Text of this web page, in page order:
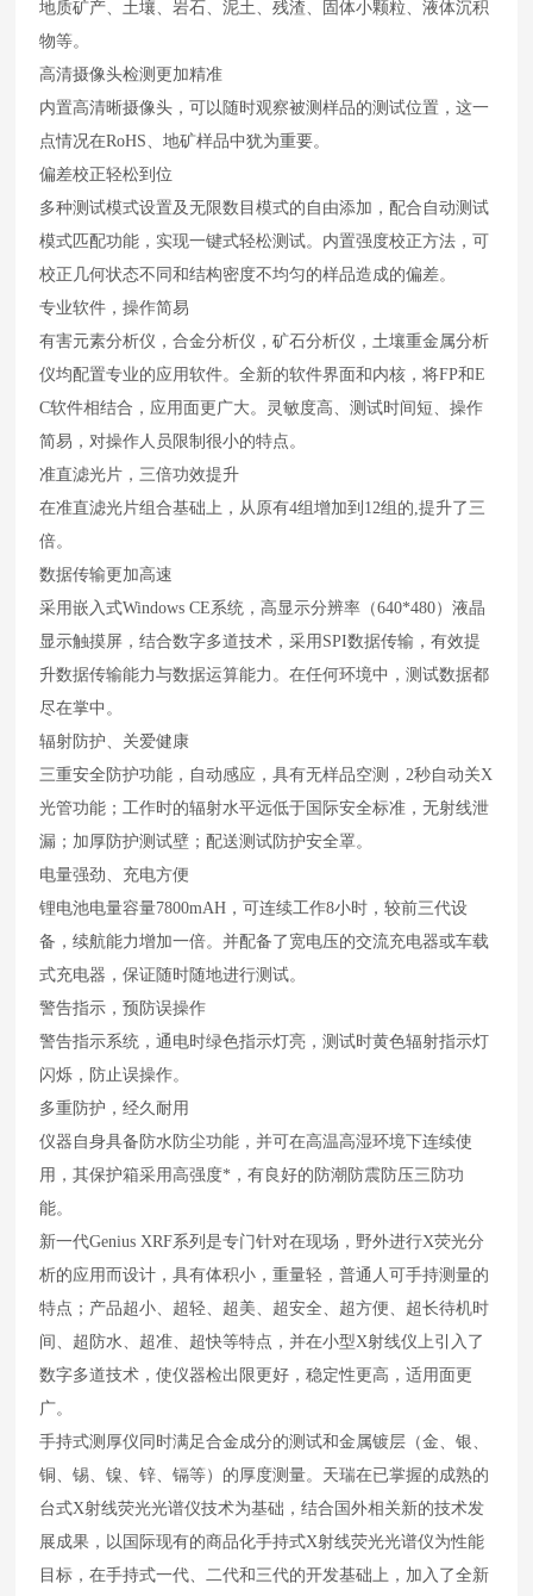
地质矿产、土壤、岩石、泥土、残渣、固体小颗粒、液体沉积
物等。
高清摄像头检测更加精准
内置高清晰摄像头，可以随时观察被测样品的测试位置，这一
点情况在RoHS、地矿样品中犹为重要。
偏差校正轻松到位
多种测试模式设置及无限数目模式的自由添加，配合自动测试
模式匹配功能，实现一键式轻松测试。内置强度校正方法，可
校正几何状态不同和结构密度不均匀的样品造成的偏差。
专业软件，操作简易
有害元素分析仪，合金分析仪，矿石分析仪，土壤重金属分析
仪均配置专业的应用软件。全新的软件界面和内核，将FP和E
C软件相结合，应用面更广大。灵敏度高、测试时间短、操作
简易，对操作人员限制很小的特点。
准直滤光片，三倍功效提升
在准直滤光片组合基础上，从原有4组增加到12组的,提升了三
倍。
数据传输更加高速
采用嵌入式Windows CE系统，高显示分辨率（640*480）液晶
显示触摸屏，结合数字多道技术，采用SPI数据传输，有效提
升数据传输能力与数据运算能力。在任何环境中，测试数据都
尽在掌中。
辐射防护、关爱健康
三重安全防护功能，自动感应，具有无样品空测，2秒自动关X
光管功能；工作时的辐射水平远低于国际安全标准，无射线泄
漏；加厚防护测试壁；配送测试防护安全罩。
电量强劲、充电方便
锂电池电量容量7800mAH，可连续工作8小时，较前三代设
备，续航能力增加一倍。并配备了宽电压的交流充电器或车载
式充电器，保证随时随地进行测试。
警告指示，预防误操作
警告指示系统，通电时绿色指示灯亮，测试时黄色辐射指示灯
闪烁，防止误操作。
多重防护，经久耐用
仪器自身具备防水防尘功能，并可在高温高湿环境下连续使
用，其保护箱采用高强度*，有良好的防潮防震防压三防功
能。
新一代Genius XRF系列是专门针对在现场，野外进行X荧光分
析的应用而设计，具有体积小，重量轻，普通人可手持测量的
特点；产品超小、超轻、超美、超安全、超方便、超长待机时
间、超防水、超准、超快等特点，并在小型X射线仪上引入了
数字多道技术，使仪器检出限更好，稳定性更高，适用面更
广。
手持式测厚仪同时满足合金成分的测试和金属镀层（金、银、
铜、锡、镍、锌、镉等）的厚度测量。天瑞在已掌握的成熟的
台式X射线荧光光谱仪技术为基础，结合国外相关新的技术发
展成果，以国际现有的商品化手持式X射线荧光光谱仪为性能
目标，在手持式一代、二代和三代的开发基础上，加入了全新